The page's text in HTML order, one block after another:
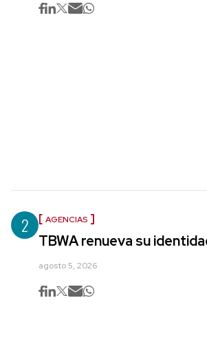
2 AGENCIAS
TBWA renueva su
agosto 5, 2026